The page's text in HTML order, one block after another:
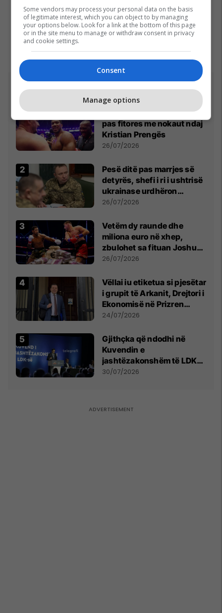
Top 5
Fjalët e para të Joshuas
pas fitores me nokaut ndaj
Kristian Prengës
26/07/2026
Pesë ditë pas marrjes së
detyrës, shefi i ri i ushtrisë
ukrainase urdhëron
kontroll të madh
26/07/2026
Vetëm dy raunde dhe
miliona euro në xhep,
zbulohet sa fituan Joshua
e Prenga
26/07/2026
Vëllai iu etiketua si pjesëtar
i grupit të Arkanit, Drejtori i
Ekonomisë në Prizren
mohon pretendimet
24/07/2026
Gjithçka që ndodhi në
Kuvendin e
jashtëzakonshëm të LDK-
së
30/07/2026
Some vendors may process your personal data on the basis
of legitimate interest, which you can object to by managing
your options below. Look for a link at the bottom of this page
or in the site menu to manage or withdraw consent in privacy
and cookie settings.
Consent
Manage options